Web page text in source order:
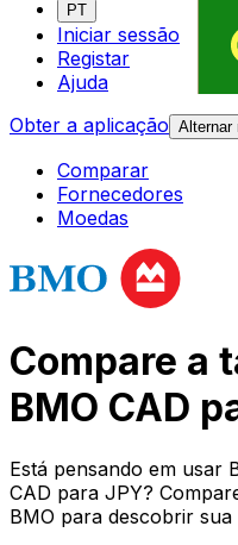
PT
Iniciar sessão
Registar
Ajuda
Obter a aplicação Alternar
Comparar
Fornecedores
Moedas
Compare a
BMO CAD
Está pensando em usar
CAD para JPY?
BMO para descobrir